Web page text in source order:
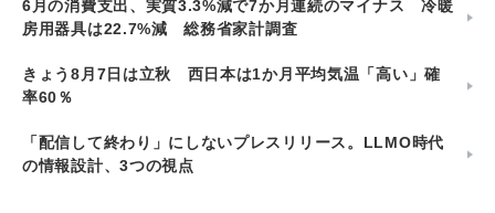
6月の消費支出、実質3.3%減で7か月連続のマイナス 冷暖
房用器具は22.7%減 総務省家計調査
きょう8月7日は立秋 西日本は1か月平均気温「高い」確
率60％
「配信して終わり」にしないプレスリリース。LLMO時代
の情報設計、3つの視点